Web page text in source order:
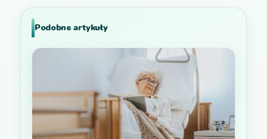
Podobne artykuły